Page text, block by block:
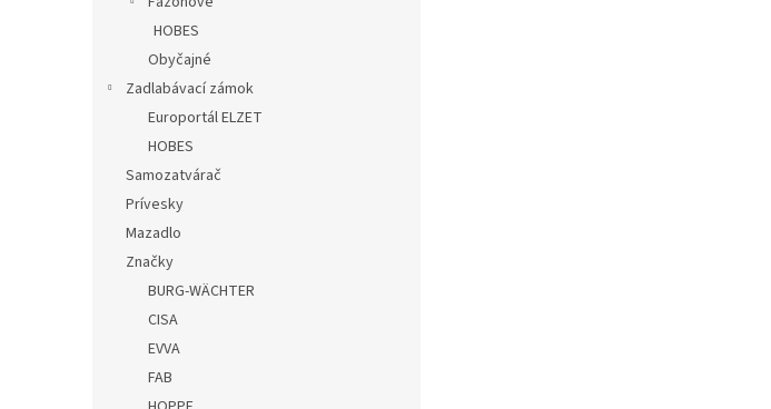
HOBES
Obyčajné
Zadlabávací zámok
Europortál ELZET
HOBES
Samozatvárač
Prívesky
Mazadlo
Značky
BURG-WÄCHTER
CISA
EVVA
FAB